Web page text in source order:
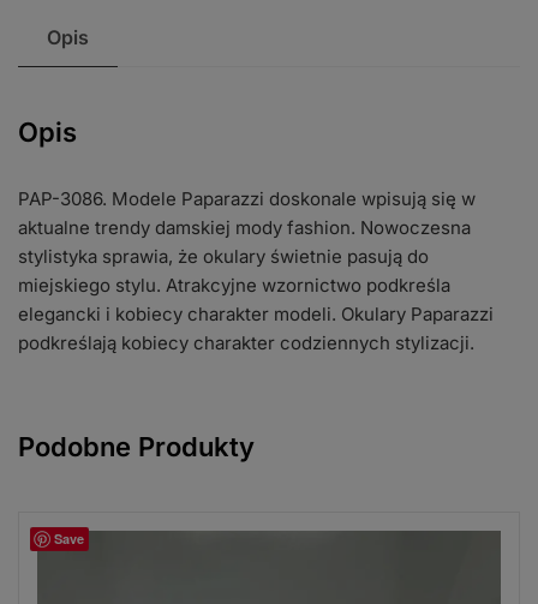
Opis
Opis
PAP-3086. Modele Paparazzi doskonale wpisują się w
aktualne trendy damskiej mody fashion. Nowoczesna
stylistyka sprawia, że okulary świetnie pasują do
miejskiego stylu. Atrakcyjne wzornictwo podkreśla
elegancki i kobiecy charakter modeli. Okulary Paparazzi
podkreślają kobiecy charakter codziennych stylizacji.
Podobne Produkty
Save